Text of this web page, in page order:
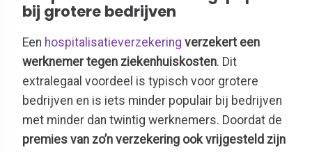
bij grotere bedrijven
Een hospitalisatieverzekering verzekert een
werknemer tegen ziekenhuiskosten. Dit
extralegaal voordeel is typisch voor grotere
bedrijven en is iets minder populair bij bedrijven
met minder dan twintig werknemers. Doordat de
premies van zo’n verzekering ook vrijgesteld zijn